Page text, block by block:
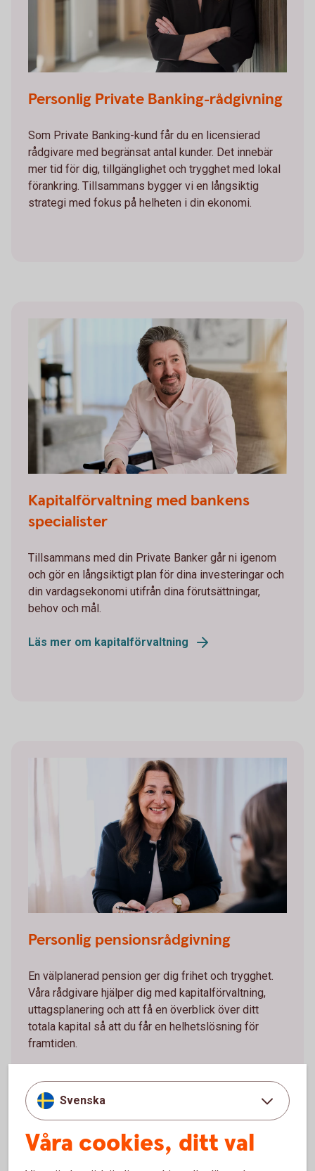
Personlig Private Banking-rådgivning
Som Private Banking-kund får du en licensierad
rådgivare med begränsat antal kunder. Det innebär
mer tid för dig, tillgänglighet och trygghet med lokal
förankring. Tillsammans bygger vi en långsiktig
strategi med fokus på helheten i din ekonomi.
Kapitalförvaltning med bankens
specialister
Tillsammans med din Private Banker går ni igenom
och gör en långsiktigt plan för dina investeringar och
din vardagsekonomi utifrån dina förutsättningar,
behov och mål.
Läs mer om kapitalförvaltning
Personlig pensionsrådgivning
En välplanerad pension ger dig frihet och trygghet.
Våra rådgivare hjälper dig med kapitalförvaltning,
uttagsplanering och att få en överblick över ditt
totala kapital så att du får en helhetslösning för
framtiden.
Svenska
Våra cookies, ditt val